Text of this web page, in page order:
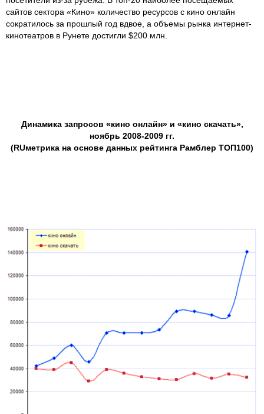
сайтов сектора «Кино» количество ресурсов с кино онлайн
сократилось за прошлый год вдвое, а объемы рынка интернет-
кинотеатров в Рунете достигли $200 млн.
Динамика запросов «кино онлайн» и «кино скачать»,
ноябрь 2008-2009 гг.
(RUметрика на основе данных рейтинга Рамблер ТОП100)